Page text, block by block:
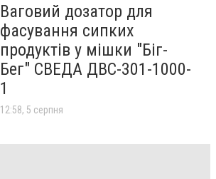
Ваговий дозатор для
фасування сипких
продуктів у мішки "Біг-
Бег" СВЕДА ДВС-301-1000-
1
12:58, 5 серпня